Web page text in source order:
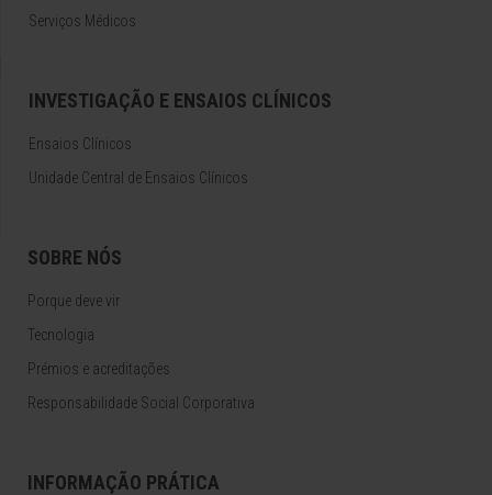
Serviços Médicos
INVESTIGAÇÃO E ENSAIOS CLÍNICOS
Ensaios Clínicos
Unidade Central de Ensaios Clínicos
SOBRE NÓS
Porque deve vir
Tecnologia
Prémios e acreditações
Responsabilidade Social Corporativa
INFORMAÇÃO PRÁTICA